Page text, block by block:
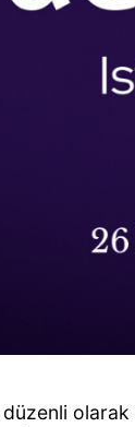
düzenli olarak